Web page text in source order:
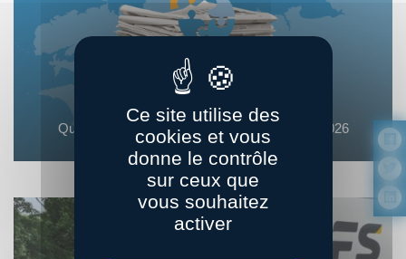
Quoi de neuf dans la supply chain ? – Juillet 2026
Ce site utilise des
cookies et vous
donne le contrôle
sur ceux que
vous souhaitez
activer